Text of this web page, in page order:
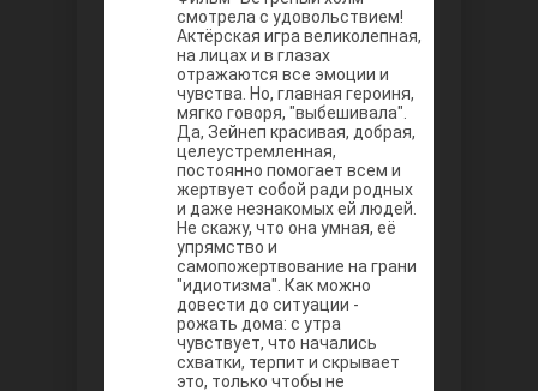
Ветреный
смотрела с удовольствием!
Актёрская игра великолепная,
на лицах и в глазах
отражаются все эмоции и
чувства. Но, главная героиня,
мягко говоря, "выбешивала".
Да, Зейнеп красивая, добрая,
целеустремленная,
постоянно помогает всем и
жертвует собой ради родных
и даже незнакомых ей людей.
Не скажу, что она умная, её
упрямство и
самопожертвование на грани
"идиотизма". Как можно
довести до ситуации -
рожать дома: с утра
чувствует, что начались
схватки, терпит и скрывает
это, только чтобы не